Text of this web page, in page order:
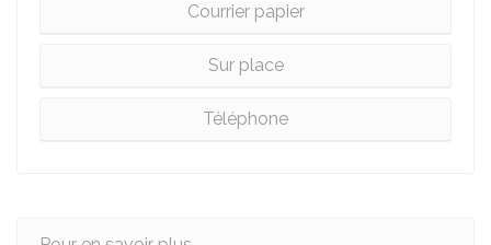
Courrier papier
Sur place
Téléphone